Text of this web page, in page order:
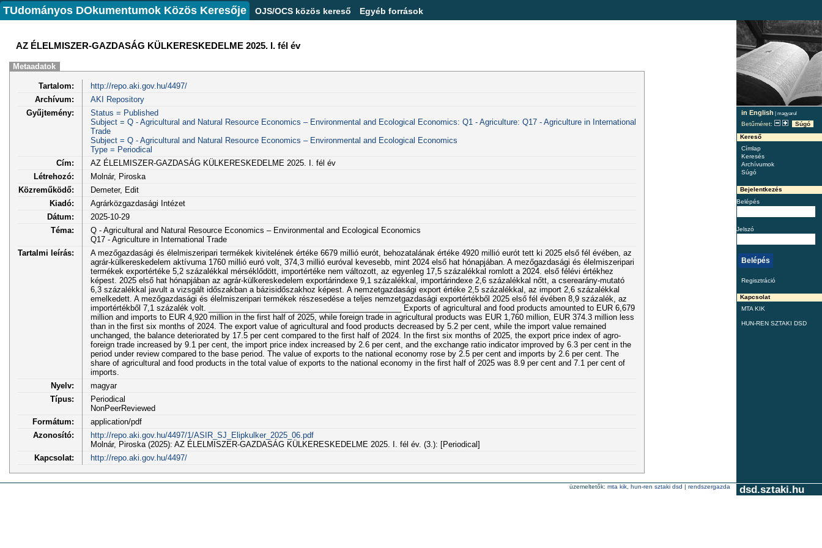
TUdományos DOkumentumok Közös Keresője OJS/OCS közös kereső Egyéb források
in English | magyarul
Betűméret:
Súgó
Kereső
Címlap
Keresés
Archívumok
Súgó
Bejelentkezés
Belépés
Jelszó
Regisztráció
Kapcsolat
MTA KIK
HUN-REN SZTAKI DSD
AZ ÉLELMISZER-GAZDASÁG KÜLKERESKEDELME 2025. I. fél év
Metaadatok
Tartalom:
http://repo.aki.gov.hu/4497/
Archívum:
AKI Repository
Gyűjtemény:
Status = Published
Subject = Q - Agricultural and Natural Resource Economics – Environmental and Ecological Economics: Q1 - Agriculture: Q17 - Agriculture in International
Trade
Subject = Q - Agricultural and Natural Resource Economics – Environmental and Ecological Economics
Type = Periodical
Cím:
AZ ÉLELMISZER-GAZDASÁG KÜLKERESKEDELME 2025. I. fél év
Létrehozó:
Molnár, Piroska
Közreműködő:
Demeter, Edit
Kiadó:
Agrárközgazdasági Intézet
Dátum:
2025-10-29
Téma:
Q - Agricultural and Natural Resource Economics – Environmental and Ecological Economics
Q17 - Agriculture in International Trade
Tartalmi leírás:
A mezőgazdasági és élelmiszeripari termékek kivitelének értéke 6679 millió eurót, behozatalának értéke 4920 millió eurót tett ki 2025 első fél évében, az
agrár-külkereskedelem aktívuma 1760 millió euró volt, 374,3 millió euróval kevesebb, mint 2024 első hat hónapjában. A mezőgazdasági és élelmiszeripari
termékek exportértéke 5,2 százalékkal mérséklődött, importértéke nem változott, az egyenleg 17,5 százalékkal romlott a 2024. első félévi értékhez
képest. 2025 első hat hónapjában az agrár-külkereskedelem exportárindexe 9,1 százalékkal, importárindexe 2,6 százalékkal nőtt, a cserearány-mutató
6,3 százalékkal javult a vizsgált időszakban a bázisidőszakhoz képest. A nemzetgazdasági export értéke 2,5 százalékkal, az import 2,6 százalékkal
emelkedett. A mezőgazdasági és élelmiszeripari termékek részesedése a teljes nemzetgazdasági exportértékből 2025 első fél évében 8,9 százalék, az
importértékből 7,1 százalék volt. _____________________________________________ Exports of agricultural and food products amounted to EUR 6,679
million and imports to EUR 4,920 million in the first half of 2025, while foreign trade in agricultural products was EUR 1,760 million, EUR 374.3 million less
than in the first six months of 2024. The export value of agricultural and food products decreased by 5.2 per cent, while the import value remained
unchanged, the balance deteriorated by 17.5 per cent compared to the first half of 2024. In the first six months of 2025, the export price index of agro-
foreign trade increased by 9.1 per cent, the import price index increased by 2.6 per cent, and the exchange ratio indicator improved by 6.3 per cent in the
period under review compared to the base period. The value of exports to the national economy rose by 2.5 per cent and imports by 2.6 per cent. The
share of agricultural and food products in the total value of exports to the national economy in the first half of 2025 was 8.9 per cent and 7.1 per cent of
imports.
Nyelv:
magyar
Típus:
Periodical
NonPeerReviewed
Formátum:
application/pdf
Azonosító:
http://repo.aki.gov.hu/4497/1/ASIR_SJ_Elipkulker_2025_06.pdf
Molnár, Piroska (2025): AZ ÉLELMISZER-GAZDASÁG KÜLKERESKEDELME 2025. I. fél év. (3.): [Periodical]
Kapcsolat:
http://repo.aki.gov.hu/4497/
dsd.sztaki.hu
üzemeltetők: mta kik hun-ren sztaki dsd | rendszergazda